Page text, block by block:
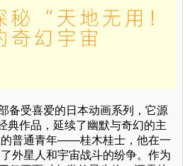
备受喜爱的日本动画系列，它源
典作品，延续了幽默与奇幻的主
普通青年——桂木桂士，他在一
外星人和宇宙战斗的纷争。作为